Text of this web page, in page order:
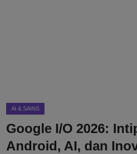
AI & SAINS
Google I/O 2026:
Android, AI, dan